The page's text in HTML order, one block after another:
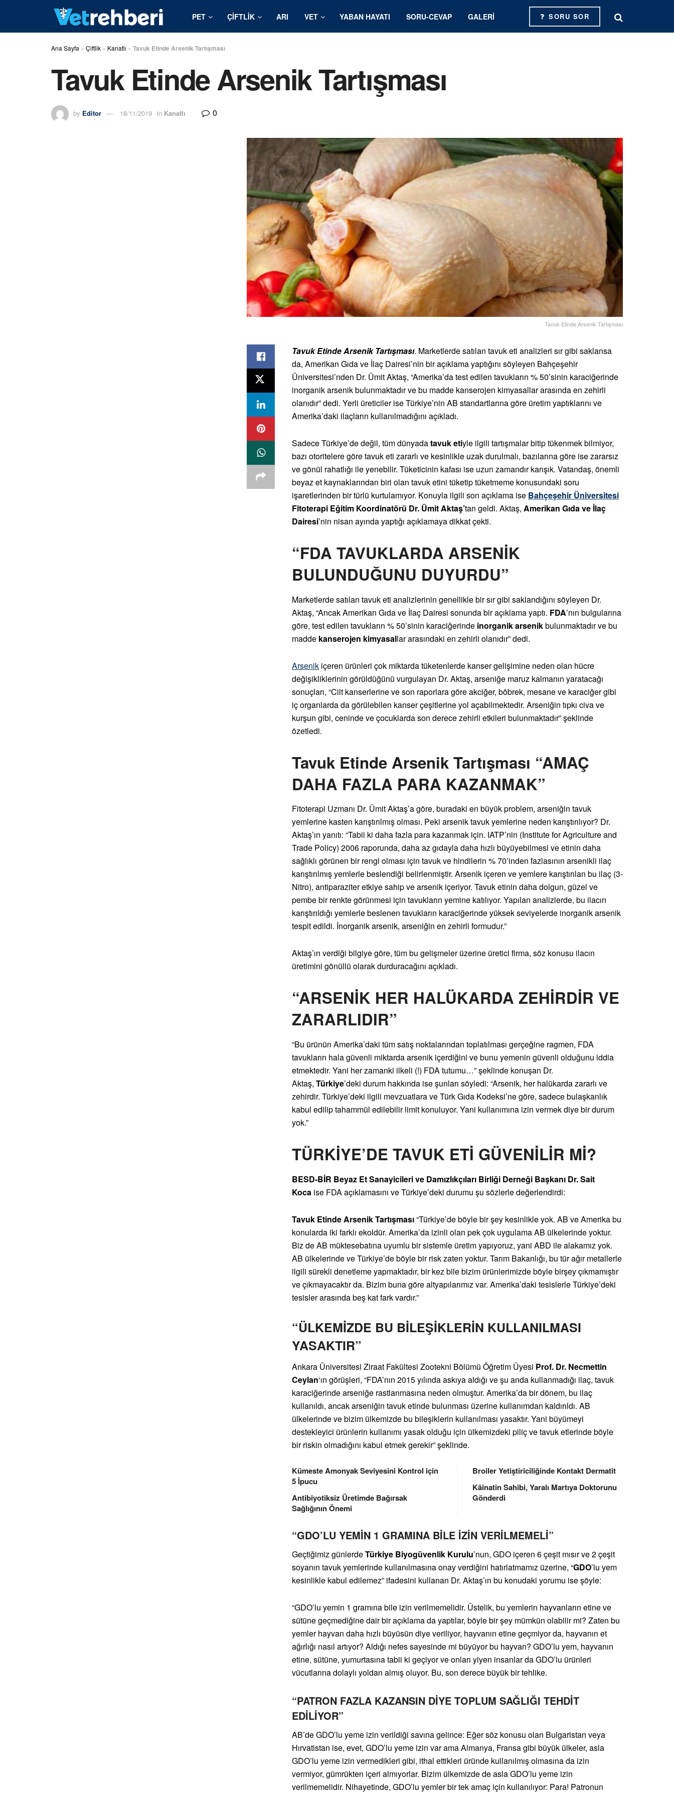
PET ÇIFTLIK ARI VET YABAN HAYATI SORU-CEVAP GALERI SORU SOR
Ana Sayfa » Çiftlik » Kanatlı » Tavuk Etinde Arsenik Tartışması
Tavuk Etinde Arsenik Tartışması
by Editor 18/11/2019 in Kanatlı 0
Tavuk Etinde Arsenik Tartışması
Tavuk Etinde Arsenik Tartışması. Marketlerde satılan tavuk eti analizleri sır gibi saklansa
da, Amerikan Gıda ve İlaç Dairesi’nin bir açıklama yaptığını söyleyen Bahçeşehir
Üniversitesi’nden Dr. Ümit Aktaş, “Amerika’da test edilen tavukların % 50’sinin karaciğerinde
inorganik arsenik bulunmaktadır ve bu madde kanserojen kimyasallar arasında en zehirli
olanıdır” dedi. Yerli üreticiler ise Türkiye’nin AB standartlarına göre üretim yaptıklarını ve
Amerika’daki ilaçların kullanılmadığını açıkladı.
Sadece Türkiye’de değil, tüm dünyadatavuk etiyle ilgili tartışmalar bitip tükenmek bilmiyor,
bazı otoritelere göre tavuk eti zararlı ve kesinlikle uzak durulmalı, bazılarına göre ise zararsız
ve gönül rahatlığı ile yenebilir. Tüketicinin kafası ise uzun zamandır karışık. Vatandaş, önemli
beyaz et kaynaklarından biri olan tavuk etini tüketip tüketmeme konusundaki soru
işaretlerinden bir türlü kurtulamıyor. Konuyla ilgili son açıklama ise Bahçeşehir Üniversitesi
Fitoterapi Eğitim Koordinatörü Dr. Ümit Aktaş’tan geldi. Aktaş, Amerikan Gıda ve İlaç
Dairesi’nin nisan ayında yaptığı açıklamaya dikkat çekti.
“FDA TAVUKLARDA ARSENİK
BULUNDUĞUNU DUYURDU”
Marketlerde satılan tavuk eti analizlerinin genellikle bir sır gibi saklandığını söyleyen Dr.
Aktaş, “Ancak Amerikan Gıda ve İlaç Dairesi sonunda bir açıklama yaptı. FDA’nın bulgularına
göre, test edilen tavukların % 50’sinin karaciğerinde inorganik arsenikbulunmaktadır ve bu
madde kanserojen kimyasallar arasındaki en zehirli olanıdır” dedi.
Arsenik içeren ürünleri çok miktarda tüketenlerde kanser gelişimine neden olan hücre
değişikliklerinin görüldüğünü vurgulayan Dr. Aktaş, arseniğe maruz kalmanın yaratacağı
sonuçları, “Cilt kanserlerine ve son raporlara göre akciğer, böbrek, mesane ve karaciğer gibi
iç organlarda da görülebilen kanser çeşitlerine yol açabilmektedir. Arseniğin tıpkı civa ve
kurşun gibi, ceninde ve çocuklarda son derece zehirli etkileri bulunmaktadır” şeklinde
özetledi.
Tavuk Etinde Arsenik Tartışması “AMAÇ
DAHA FAZLA PARA KAZANMAK”
Fitoterapi Uzmanı Dr. Ümit Aktaş’a göre, buradaki en büyük problem, arseniğin tavuk
yemlerine kasten karıştırılmış olması. Peki arsenik tavuk yemlerine neden karıştırılıyor? Dr.
Aktaş’ın yanıtı: “Tabii ki daha fazla para kazanmak için. IATP’nin (Institute for Agriculture and
Trade Policy) 2006 raporunda, daha az gıdayla daha hızlı büyüyebilmesi ve etinin daha
sağlıklı görünen bir rengi olması için tavuk ve hindilerin % 70’inden fazlasının arsenikli ilaç
karıştırılmış yemlerle beslendiği belirlenmiştir. Arsenik içeren ve yemlere karıştırılan bu ilaç (3-
Nitro), antiparaziter etkiye sahip ve arsenik içeriyor. Tavuk etinin daha dolgun, güzel ve
pembe bir renkte görünmesi için tavukların yemine katılıyor. Yapılan analizlerde, bu ilacın
karıştırıldığı yemlerle beslenen tavukların karaciğerinde yüksek seviyelerde inorganik arsenik
tespit edildi. İnorganik arsenik, arseniğin en zehirli formudur.”
Aktaş’ın verdiği bilgiye göre, tüm bu gelişmeler üzerine üretici firma, söz konusu ilacın
üretimini gönüllü olarak durduracağını açıkladı.
“ARSENİK HER HALÜKARDA ZEHİRDİR VE
ZARARLIDIR”
“Bu ürünün Amerika’daki tüm satış noktalarından toplatılması gerçeğine ragmen, FDA
tavukların hala güvenli miktarda arsenik içerdiğini ve bunu yemenin güvenli olduğunu iddia
etmektedir. Yani her zamanki ilkeli (!) FDA tutumu…” şeklinde konuşan Dr.
Aktaş, Türkiye’deki durum hakkında ise şunları söyledi: “Arsenik, her halükarda zararlı ve
zehirdir. Türkiye’deki ilgili mevzuatlara ve Türk Gıda Kodeksi’ne göre, sadece bulaşkanlık
kabul edilip tahammül edilebilir limit konuluyor. Yani kullanımına izin vermek diye bir durum
yok.”
TÜRKİYE’DE TAVUK ETİ GÜVENİLİR Mİ?
BESD-BİR Beyaz Et Sanayicileri ve Damızlıkçıları Birliği Derneği Başkanı Dr. Sait
Koca ise FDA açıklamasını ve Türkiye’deki durumu şu sözlerle değerlendirdi:
Tavuk Etinde Arsenik Tartışması“Türkiye’de böyle bir şey kesinlikle yok. AB ve Amerika bu
konularda iki farklı ekoldür. Amerika’da izinli olan pek çok uygulama AB ülkelerinde yoktur.
Biz de AB müktesebatına uyumlu bir sistemle üretim yapıyoruz, yani ABD ile alakamız yok.
AB ülkelerinde ve Türkiye’de böyle bir risk zaten yoktur. Tarım Bakanlığı, bu tür ağır metallerle
ilgili sürekli denetleme yapmaktadır, bir kez bile bizim ürünlerimizde böyle birşey çıkmamıştır
ve çıkmayacaktır da. Bizim buna göre altyapılarımız var. Amerika’daki tesislerle Türkiye’deki
tesisler arasında beş kat fark vardır.”
“ÜLKEMİZDE BU BİLEŞİKLERİN KULLANILMASI
YASAKTIR”
Ankara Üniversitesi Ziraat Fakültesi Zootekni Bölümü Öğretim Üyesi Prof. Dr. Necmettin
Ceylan‘ın görüşleri, “FDA’nın 2015 yılında askıya aldığı ve şu anda kullanmadığı ilaç, tavuk
karaciğerinde arseniğe rastlanmasına neden olmuştur. Amerika’da bir dönem, bu ilaç
kullanıldı, ancak arseniğin tavuk etinde bulunması üzerine kullanımdan kaldırıldı. AB
ülkelerinde ve bizim ülkemizde bu bileşiklerin kullanılması yasaktır. Yani büyümeyi
destekleyici ürünlerin kullanımı yasak olduğu için ülkemizdeki piliç ve tavuk etlerinde böyle
bir riskin olmadığını kabul etmek gerekir” şeklinde.
Kümeste Amonyak Seviyesini Kontrol için
5 İpucu
Antibiyotiksiz Üretimde Bağırsak
Sağlığının Önemi
Broiler Yetiştiriciliğinde Kontakt Dermatit
Kâinatin Sahibi, Yaralı Martıya Doktorunu
Gönderdi
“GDO’LU YEMİN 1 GRAMINA BİLE İZİN VERİLMEMELİ”
Geçtiğimiz günlerdeTürkiye Biyogüvenlik Kurulu’nun, GDO içeren 6 çeşit mısır ve 2 çeşit
soyanın tavuk yemlerinde kullanılmasına onay verdiğini hatırlatmamız üzerine, “GDO’lu yem
kesinlikle kabul edilemez” ifadesini kullanan Dr. Aktaş’ın bu konudaki yorumu ise şöyle:
“GDO’lu yemin 1 gramına bile izin verilmemelidir. Üstelik, bu yemlerin hayvanların etine ve
sütüne geçmediğine dair bir açıklama da yaptılar, böyle bir şey mümkün olabilir mi? Zaten bu
yemler hayvan daha hızlı büyüsün diye veriliyor, hayvanın etine geçmiyor da, hayvanın et
ağırlığı nasıl artıyor? Aldığı nefes sayesinde mi büyüyor bu hayvan? GDO’lu yem, hayvanın
etine, sütüne, yumurtasına tabii ki geçiyor ve onları yiyen insanlar da GDO’lu ürünleri
vücutlarına dolaylı yoldan almış oluyor. Bu, son derece büyük bir tehlike.
“PATRON FAZLA KAZANSIN DİYE TOPLUM SAĞLIĞI TEHDİT
EDİLİYOR”
AB’de GDO’lu yeme izin verildiği savına gelince: Eğer söz konusu olan Bulgaristan veya
Hırvatistan ise, evet, GDO’lu yeme izin var ama Almanya, Fransa gibi büyük ülkeler, asla
GDO’lu yeme izin vermedikleri gibi, ithal ettikleri üründe kullanılmış olmasına da izin
vermiyor, gümrükten içeri almıyorlar. Bizim ülkemizde de asla GDO’lu yeme izin
verilmemelidir. Nihayetinde, GDO’lu yemler bir tek amaç için kullanılıyor: Para! Patronun